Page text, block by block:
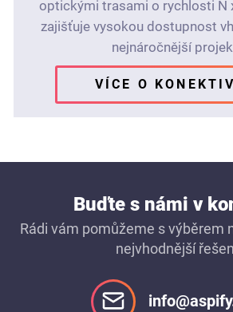
optickými trasami o rychlosti N
zajišťuje vysokou dostupnost
nejnáročnější
VÍCE O
VÍCE O
Buďte s námi v
Rádi vám pomůžeme s výběrem
nejvhodnější